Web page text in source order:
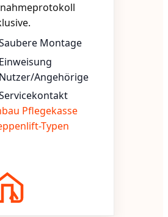
Montage
Einweisung
Nutzer/Angehörige
Pflegekasse
Typen